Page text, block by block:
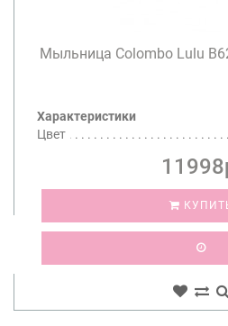
Мыльница Colombo Lulu
Характеристики
Цвет